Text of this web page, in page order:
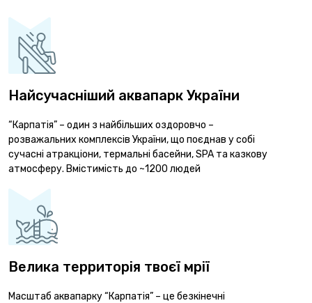
Найсучасніший аквапарк України
“Карпатія” – один з найбільших оздоровчо –
розважальних комплексів України, що поєднав у собі
сучасні атракціони, термальні басейни, SPA та казкову
атмосферу. Вмістимість до ~1200 людей
Велика территорія твоєї мрії
Масштаб аквапарку “Карпатія” – це безкінечні